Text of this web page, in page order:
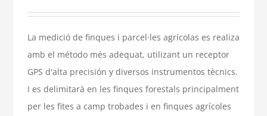
La medició de finques i parcel·les agrícolas es realiza
amb el método més adequat, utilizant un receptor
GPS d'alta precisión y diversos instrumentos tècnics.
I es delimitarà en les finques forestals principalment
per les fites a camp trobades i en finques agrícoles